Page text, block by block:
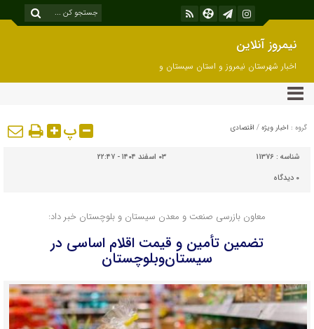
نیمروز آنلاین
اخبار شهرستان نیمروز و استان سیستان و
بلوچستان
گروه : اخبار ویژه / اقتصادی پ
شناسه : 11376
۰۳ اسفند ۱۴۰۴ - ۲۲:۴۷
۰ دیدگاه
معاون بازرسی صنعت و معدن سیستان و بلوچستان خبر داد:
تضمین تأمین و قیمت اقلام اساسی در
سیستان‌وبلوچستان